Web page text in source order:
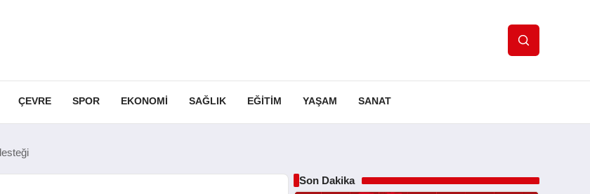
ÇEVRE SPOR EKONOMI SAĞLIK EĞITIM YAŞAM SANAT
Son Dakika